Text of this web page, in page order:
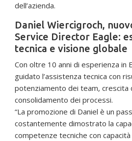
dell’azienda.
Daniel Wiercigroch,
Service Director Eagle:
tecnica e visione globale
Con oltre 10 anni di esperienza in
guidato l’assistenza tecnica con
potenziamento dei team, crescita
consolidamento dei processi.
“La promozione di Daniel è un
costantemente dimostrato la
competenze tecniche con